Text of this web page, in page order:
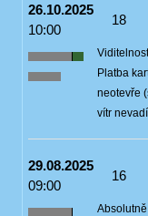
26.10.2025
10:00
18
Platba
neotevře
vítr
29.08.2025
09:00
16